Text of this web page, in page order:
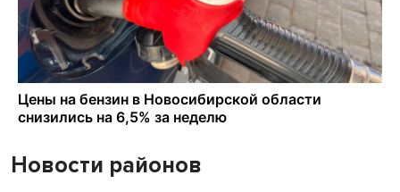
Новости районов